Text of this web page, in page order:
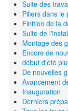
Suite des
Piliers dans le
Finition de la
Suite de
Montage des
Encore de
début d'été
De nouvelles
Avancement
Inauguration
Derniers